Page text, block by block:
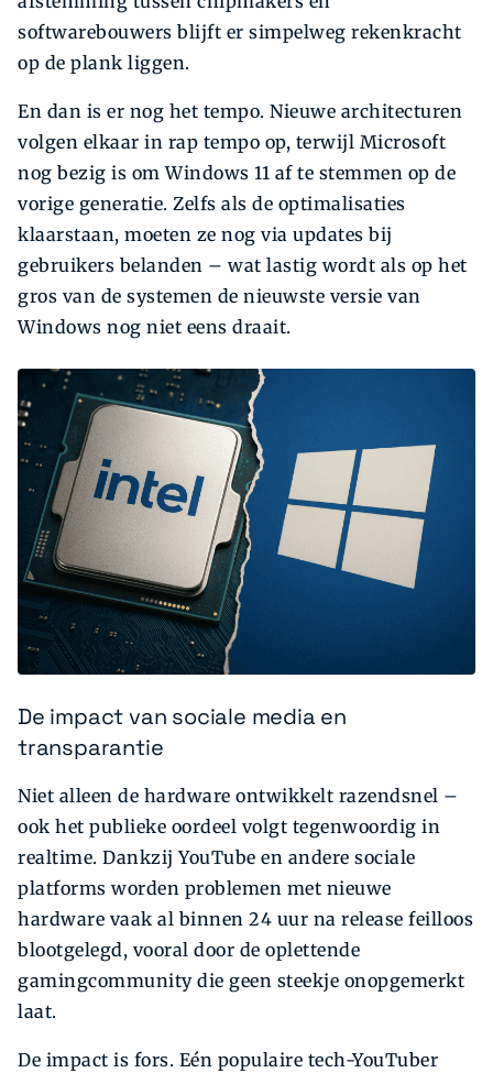
softwarebouwers blijft er simpelweg rekenkracht
op de plank liggen.
En dan is er nog het tempo. Nieuwe architecturen
volgen elkaar in rap tempo op, terwijl Microsoft
nog bezig is om Windows 11 af te stemmen op de
vorige generatie. Zelfs als de optimalisaties
klaarstaan, moeten ze nog via updates bij
gebruikers belanden – wat lastig wordt als op het
gros van de systemen de nieuwste versie van
Windows nog niet eens draait.
De impact van sociale media en
transparantie
Niet alleen de hardware ontwikkelt razendsnel –
ook het publieke oordeel volgt tegenwoordig in
realtime. Dankzij YouTube en andere sociale
platforms worden problemen met nieuwe
hardware vaak al binnen 24 uur na release feilloos
blootgelegd, vooral door de oplettende
gamingcommunity die geen steekje onopgemerkt
laat.
De impact is fors. Eén populaire tech-YouTuber